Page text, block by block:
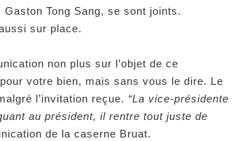
Tong Sang, se sont joints.
sur place.
non plus sur l’objet de ce
votre bien, mais sans vous le dire. Le
l’invitation reçue. “La vice-présidente
au président, il rentre tout juste de
de la caserne Bruat.